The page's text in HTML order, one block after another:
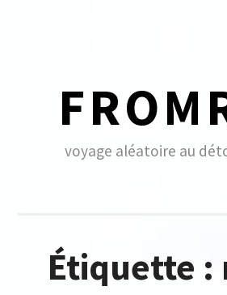
voyage aléatoire au
Étiquette :